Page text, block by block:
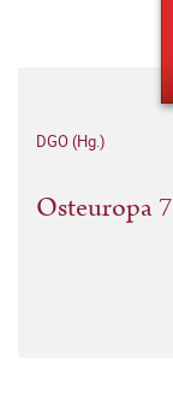
DGO (Hg.)
Osteuropa